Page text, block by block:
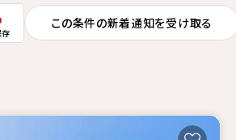
この条件の新着通知を受け取る